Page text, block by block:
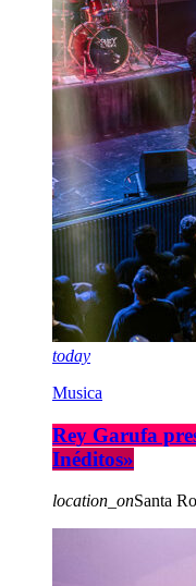
today
Musica
Rey Garufa
Inéditos»
location_onSanta